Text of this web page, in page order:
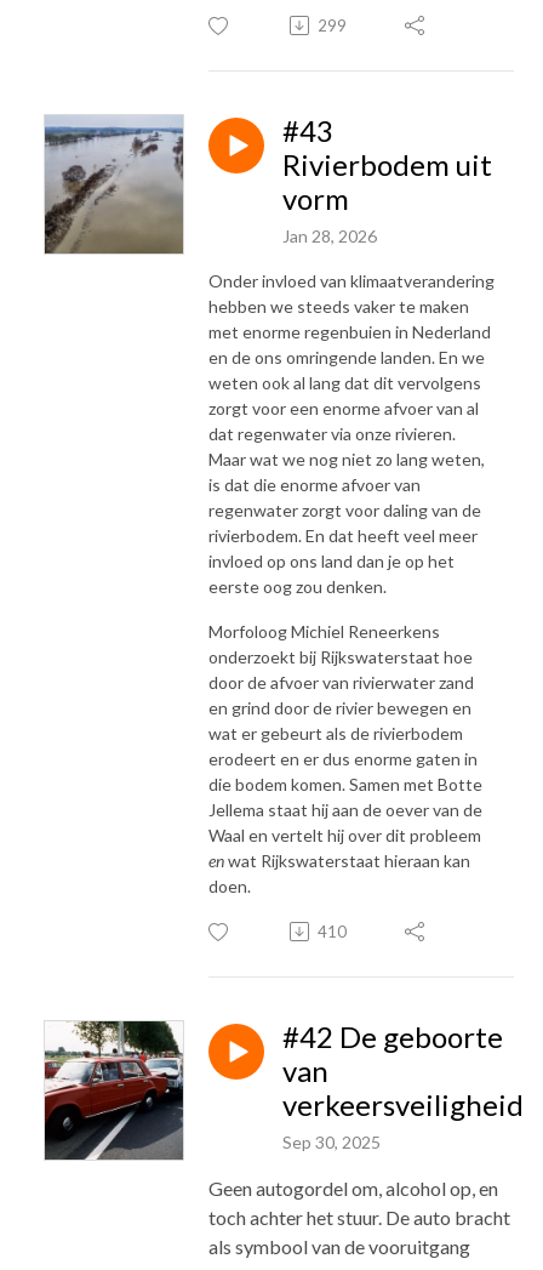
299
#43
Rivierbodem uit
vorm
Jan 28, 2026
Onder invloed van klimaatverandering
hebben we steeds vaker te maken
met enorme regenbuien in Nederland
en de ons omringende landen. En we
weten ook al lang dat dit vervolgens
zorgt voor een enorme afvoer van al
dat regenwater via onze rivieren.
Maar wat we nog niet zo lang weten,
is dat die enorme afvoer van
regenwater zorgt voor daling van de
rivierbodem. En dat heeft veel meer
invloed op ons land dan je op het
eerste oog zou denken.
Morfoloog Michiel Reneerkens
onderzoekt bij Rijkswaterstaat hoe
door de afvoer van rivierwater zand
en grind door de rivier bewegen en
wat er gebeurt als de rivierbodem
erodeert en er dus enorme gaten in
die bodem komen. Samen met Botte
Jellema staat hij aan de oever van de
Waal en vertelt hij over dit probleem
enwat Rijkswaterstaat hieraan kan
doen.
410
#42 De geboorte
van
verkeersveiligheid
Sep 30, 2025
Geen autogordel om, alcohol op, en
toch achter het stuur. De auto bracht
als symbool van de vooruitgang